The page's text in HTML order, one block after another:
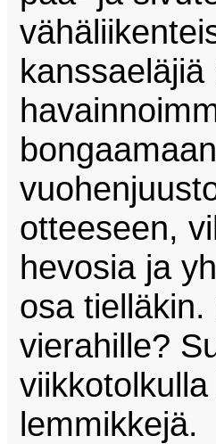
otteeseen,
hevosia ja
osa
vierahille?
lemmikkejä.